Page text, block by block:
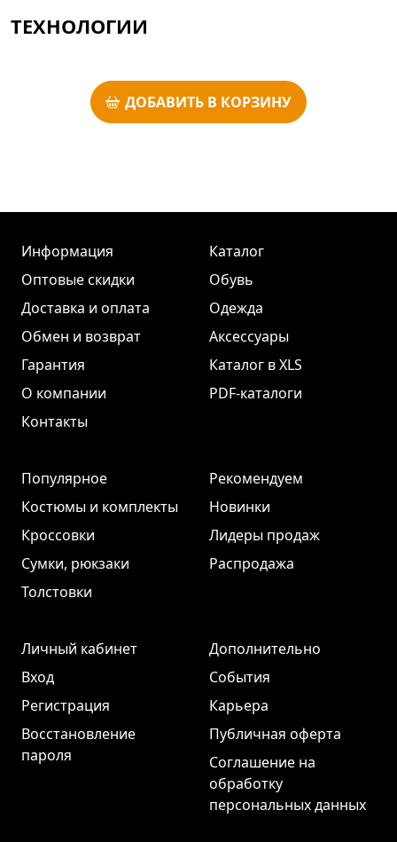
ТЕХНОЛОГИИ
ДОБАВИТЬ В КОРЗИНУ
Информация
Оптовые скидки
Доставка и оплата
Обмен и возврат
Гарантия
О компании
Контакты
Каталог
Обувь
Одежда
Аксессуары
Каталог в XLS
PDF-каталоги
Популярное
Костюмы и комплекты
Кроссовки
Сумки, рюкзаки
Толстовки
Рекомендуем
Новинки
Лидеры продаж
Распродажа
Личный кабинет
Вход
Регистрация
Восстановление
пароля
Дополнительно
События
Карьера
Публичная оферта
Соглашение на
обработку
персональных данных